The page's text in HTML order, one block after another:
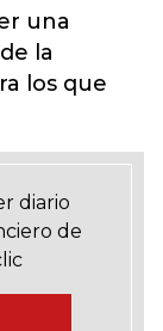
una
la
los que
diario
de